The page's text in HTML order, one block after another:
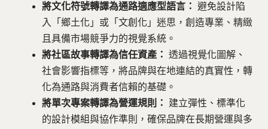
將文化符號轉譯為通路適應型語言： 避免設計陷
入「鄉土化」或「文創化」迷思，創造專業、精緻
且具備市場競爭力的視覺系統。
將社區故事轉譯為信任資產： 透過視覺化圖解、
社會影響指標等，將品牌與在地連結的真實性，轉
化為通路與消費者信賴的基礎。
將單次專案轉譯為營運規則：
建立彈性、標準化
的設計模組與協作準則，確保品牌在長期營運與多